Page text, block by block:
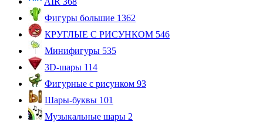
Фигуры большие 1362
КРУГЛЫЕ С РИСУНКОМ 546
Минифигуры 535
3D-шары 114
Фигурные с рисунком 93
Шары-буквы 101
Музыкальные шары 2